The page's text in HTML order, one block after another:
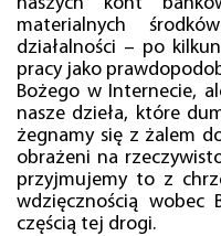
materialnych
działalności – po
pracy jako
Bożego w Internecie,
nasze dzieła, które
żegnamy się z żalem
obrażeni na
przyjmujemy to z
wdzięcznością wobec
częścią tej drogi.